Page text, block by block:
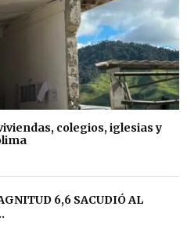
colegios, iglesias y
6,6 SACUDIÓ AL